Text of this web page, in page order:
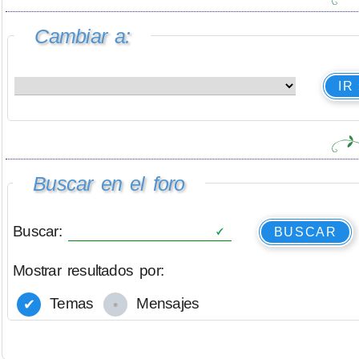
Cambiar a:
Buscar en el foro
Buscar: BUSCAR
Mostrar resultados por:
Temas
Mensajes